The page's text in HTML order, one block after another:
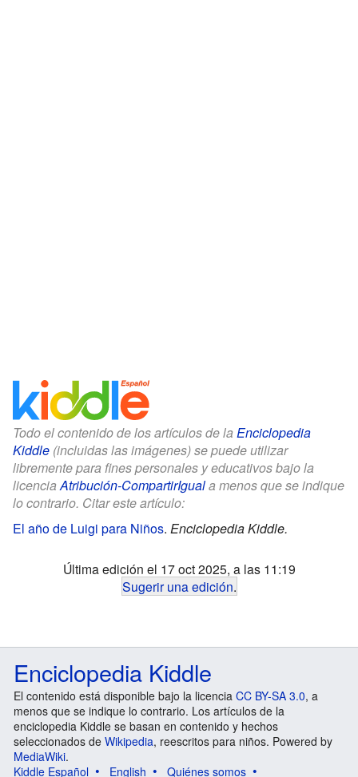
Todo el contenido de los artículos de la Enciclopedia
Kiddle (incluidas las imágenes) se puede utilizar
libremente para fines personales y educativos bajo la
licenciaAtribución-CompartirIguala menos que se indique
lo contrario. Citar este artículo:
El año de Luigi para Niños. Enciclopedia Kiddle.
Última edición el 17 oct 2025, a las 11:19
Sugerir una edición.
Enciclopedia Kiddle
El contenido está disponible bajo la licencia CC BY-SA 3.0, a
menos que se indique lo contrario. Los artículos de la
enciclopedia Kiddle se basan en contenido y hechos
seleccionados de Wikipedia, reescritos para niños. Powered by
MediaWiki.
Kiddle Español
English Quiénes somos